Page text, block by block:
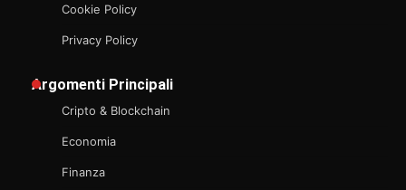
Cookie Policy
Privacy Policy
Argomenti Principali
Cripto & Blockchain
Economia
Finanza